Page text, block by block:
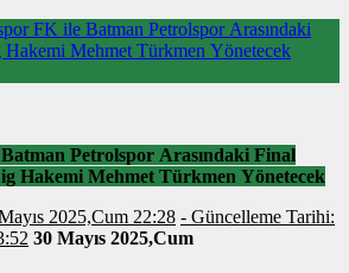
FK ile Batman Petrolspor Arasındaki
Hakemi Mehmet Türkmen Yönetecek
Petrolspor Arasındaki Final
Hakemi Mehmet Türkmen Yönetecek
30 Mayıs 2025,Cum 22:28 - Güncelleme Tarihi:
30 Mayıs 2025,Cum